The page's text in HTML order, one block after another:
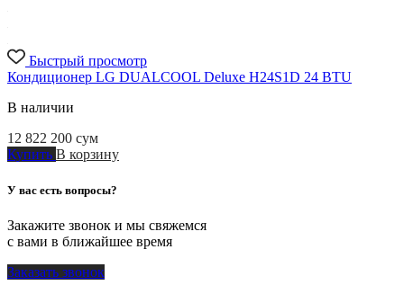
Быстрый просмотр
Кондиционер LG DUALCOOL Deluxe H24S1D 24 BTU
В наличии
12 822 200 сум
Купить В корзину
У вас есть вопросы?
Закажите звонок и мы свяжемся
с вами в ближайшее время
Заказать звонок